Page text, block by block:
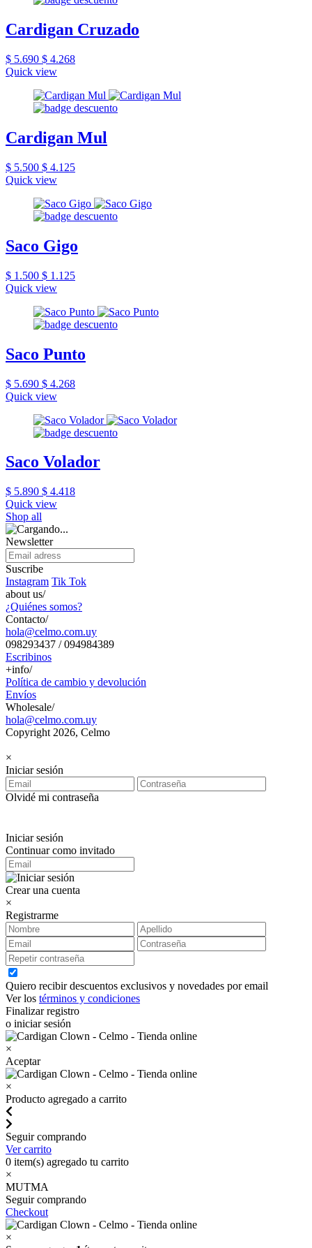
Cardigan Cruzado
$ 5.690 $ 4.268
Quick view
Cardigan Mul
$ 5.500 $ 4.125
Quick view
Saco Gigo
$ 1.500 $ 1.125
Quick view
Saco Punto
$ 5.690 $ 4.268
Quick view
Saco Volador
$ 5.890 $ 4.418
Quick view
Shop all
Newsletter
Suscribe
Instagram Tik Tok
about us/
¿Quiénes somos?
Contacto/
hola@celmo.com.uy
098293437 / 094984389
Escribinos
+info/
Política de cambio y devolución
Envíos
Wholesale/
hola@celmo.com.uy
Copyright 2026, Celmo
×
Iniciar sesión
Olvidé mi contraseña
Iniciar sesión
Continuar como invitado
Crear una cuenta
×
Registrarme
Quiero recibir descuentos exclusivos y novedades por email
Ver los términos y condiciones
Finalizar registro
o iniciar sesión
×
Aceptar
×
Producto agregado a carrito
Seguir comprando
Ver carrito
0 item(s) agregado tu carrito
×
MUTMA
Seguir comprando
Checkout
×